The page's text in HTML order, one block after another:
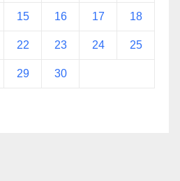
15 16 17 18
22 23 24 25
29 30